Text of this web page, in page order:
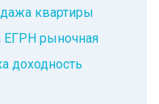
квартиры
ЕГРН рыночная
доходность